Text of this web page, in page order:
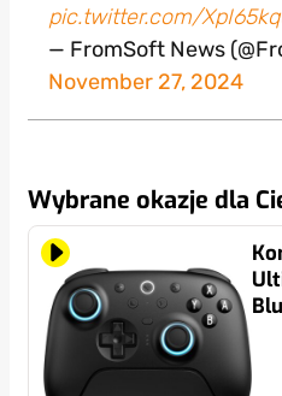
pic.twitter.com/
— FromSoft News
November 27, 2024
Wybrane okazje dla